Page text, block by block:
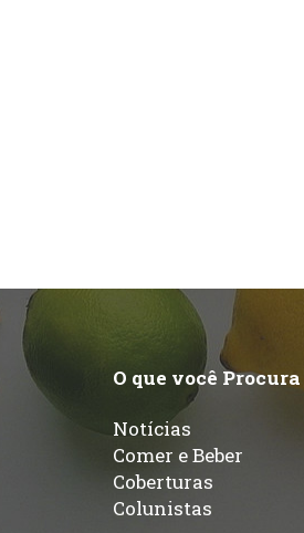
O que você Procura
Notícias
Comer e Beber
Coberturas
Colunistas